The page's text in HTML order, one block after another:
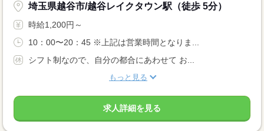
埼玉県越谷市/越谷レイクタウン駅（徒歩 5分）
時給1,200円～
10：00〜20：45 ※上記は営業時間となりま...
シフト制なので、自分の都合にあわせて お...
もっと見る
求人詳細を見る